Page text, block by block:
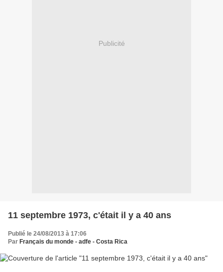
Publicité
11 septembre 1973, c'était il y a 40 ans
Publié le 24/08/2013 à 17:06
Par Français du monde - adfe - Costa Rica